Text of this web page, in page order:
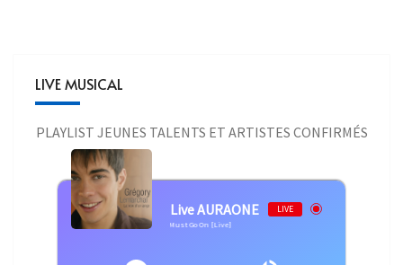
LIVE MUSICAL
PLAYLIST JEUNES TALENTS ET ARTISTES CONFIRMÉS
Live AURAONE LIVE
- Grégory Lemarchal - The Show Must Go On [Live]